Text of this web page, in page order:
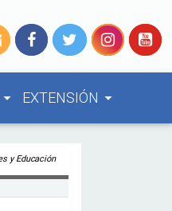
arrow_drop_down EXTENSIÓN arrow_drop_down
y Educación